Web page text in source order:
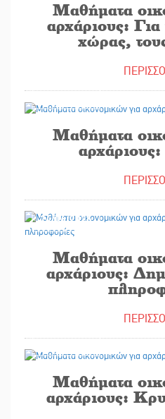
Μαθήματα
αρχάριους:
χώρας,
Μαθήματα
24/06/2025
Μαθήματα
αρχάριους:
Μαθήματα
αρχάριους: